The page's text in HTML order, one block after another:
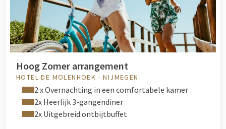
Hoog Zomer arrangement
HOTEL DE MOLENHOEK - NIJMEGEN
2 x Overnachting in een comfortabele kamer
2x Heerlijk 3-gangendiner
2x Uitgebreid ontbijtbuffet